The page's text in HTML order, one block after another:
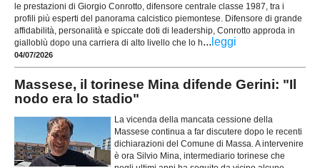
le prestazioni di Giorgio Conrotto, difensore centrale classe 1987, tra i
profili più esperti del panorama calcistico piemontese. Difensore di grande
affidabilità, personalità e spiccate doti di leadership, Conrotto approda in
gialloblù dopo una carriera di alto livello che lo h... leggi
04/07/2026
Massese, il torinese Mina difende Gerini: "Il
nodo era lo stadio"
La vicenda della mancata cessione della
Massese continua a far discutere dopo le recenti
dichiarazioni del Comune di Massa. A intervenire
è ora Silvio Mina, intermediario torinese che